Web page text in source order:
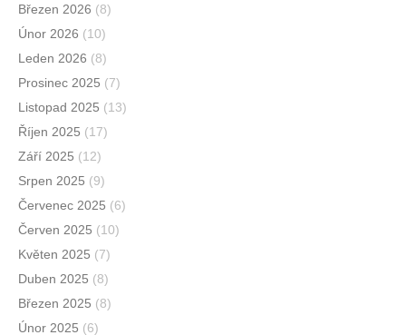
Březen 2026 (8)
Únor 2026 (10)
Leden 2026 (8)
Prosinec 2025 (7)
Listopad 2025 (13)
Říjen 2025 (17)
Září 2025 (12)
Srpen 2025 (9)
Červenec 2025 (6)
Červen 2025 (10)
Květen 2025 (7)
Duben 2025 (8)
Březen 2025 (8)
Únor 2025 (6)